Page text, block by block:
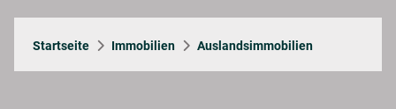
Startseite Immobilien Auslandsimmobilien